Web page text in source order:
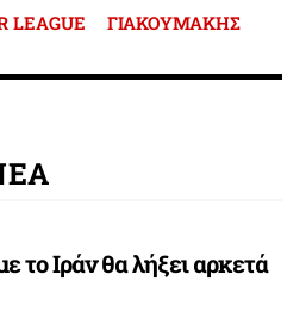
LEAGUE
ΓΙΑΚΟΥΜΑΚΗΣ
το Ιράν θα λήξει αρκετά